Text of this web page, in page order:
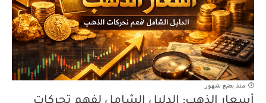
منذ بضع شهور